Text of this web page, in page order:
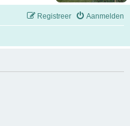
Aanmelden
Registreer